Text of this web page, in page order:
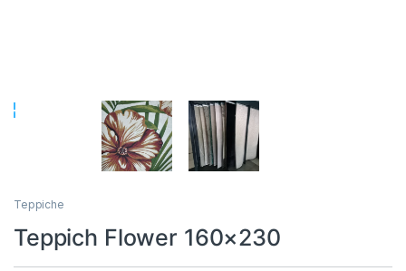
Teppiche
Teppich Flower 160×230